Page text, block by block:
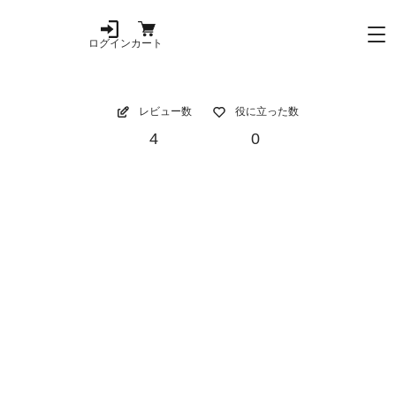
ログインカート
レビュー数
4
役に立った数
0